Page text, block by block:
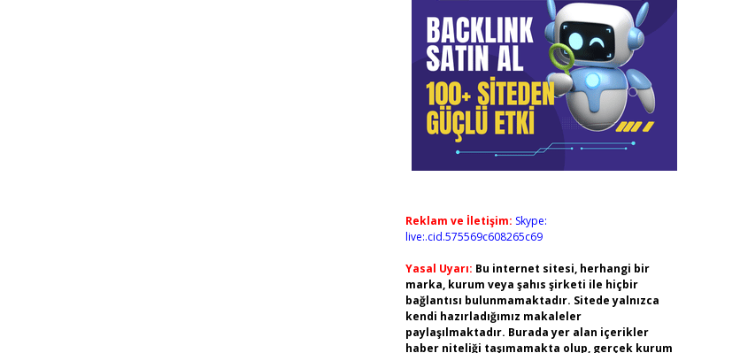
Reklam ve İletişim: Skype:
live:.cid.575569c608265c69
Yasal Uyarı: Bu internet sitesi, herhangi bir
marka, kurum veya şahıs şirketi ile hiçbir
bağlantısı bulunmamaktadır. Sitede yalnızca
kendi hazırladığımız makaleler
paylaşılmaktadır. Burada yer alan içerikler
haber niteliği taşımamakta olup, gerçek kurum